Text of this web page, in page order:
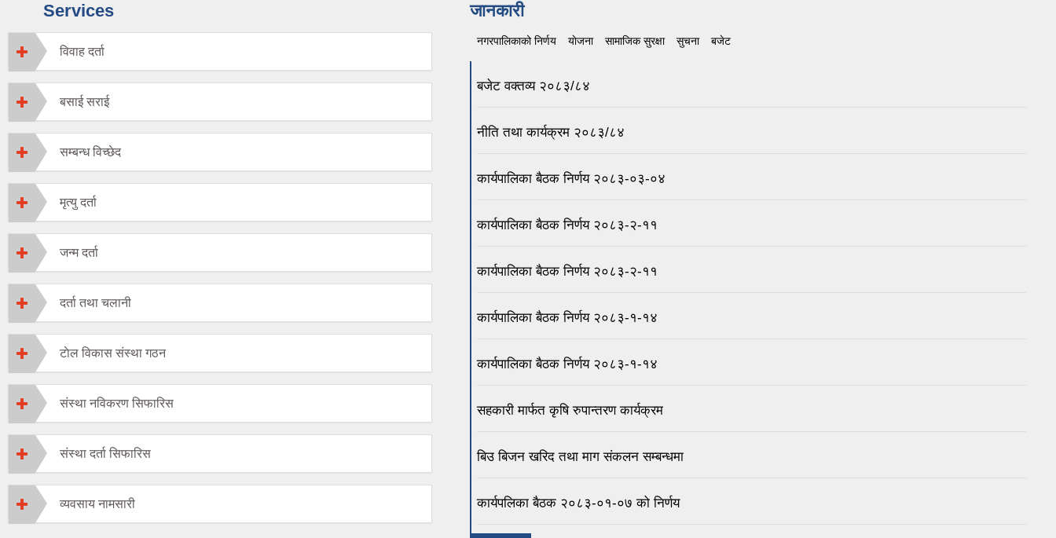
Services
विवाह दर्ता
बसाई सराई
सम्बन्ध विच्छेद
मृत्यु दर्ता
जन्म दर्ता
दर्ता तथा चलानी
टाेल विकास संस्था गठन
संस्था नविकरण सिफारिस
संस्था दर्ता सिफारिस
व्यवसाय नामसारी
जानकारी
नगरपालिकाको निर्णय (active tab)
याेजना सामाजिक सुरक्षा सुचना बजेट
बजेट वक्तव्य २०८३/८४
नीति तथा कार्यक्रम २०८३/८४
कार्यपालिका बैठक निर्णय २०८३-०३-०४
कार्यपालिका बैठक निर्णय २०८३-२-११
कार्यपालिका बैठक निर्णय २०८३-२-११
कार्यपालिका बैठक निर्णय २०८३-१-१४
कार्यपालिका बैठक निर्णय २०८३-१-१४
सहकारी मार्फत कृषि रुपान्तरण कार्यक्रम
बिउ बिजन खरिद तथा माग संकलन सम्बन्धमा
कार्यपलिका बैठक २०८३-०१-०७ को निर्णय